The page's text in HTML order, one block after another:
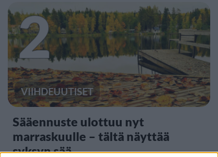
2
VIIHDEUUTISET
Sääennuste ulottuu nyt
marraskuulle – tältä näyttää
syksyn sää